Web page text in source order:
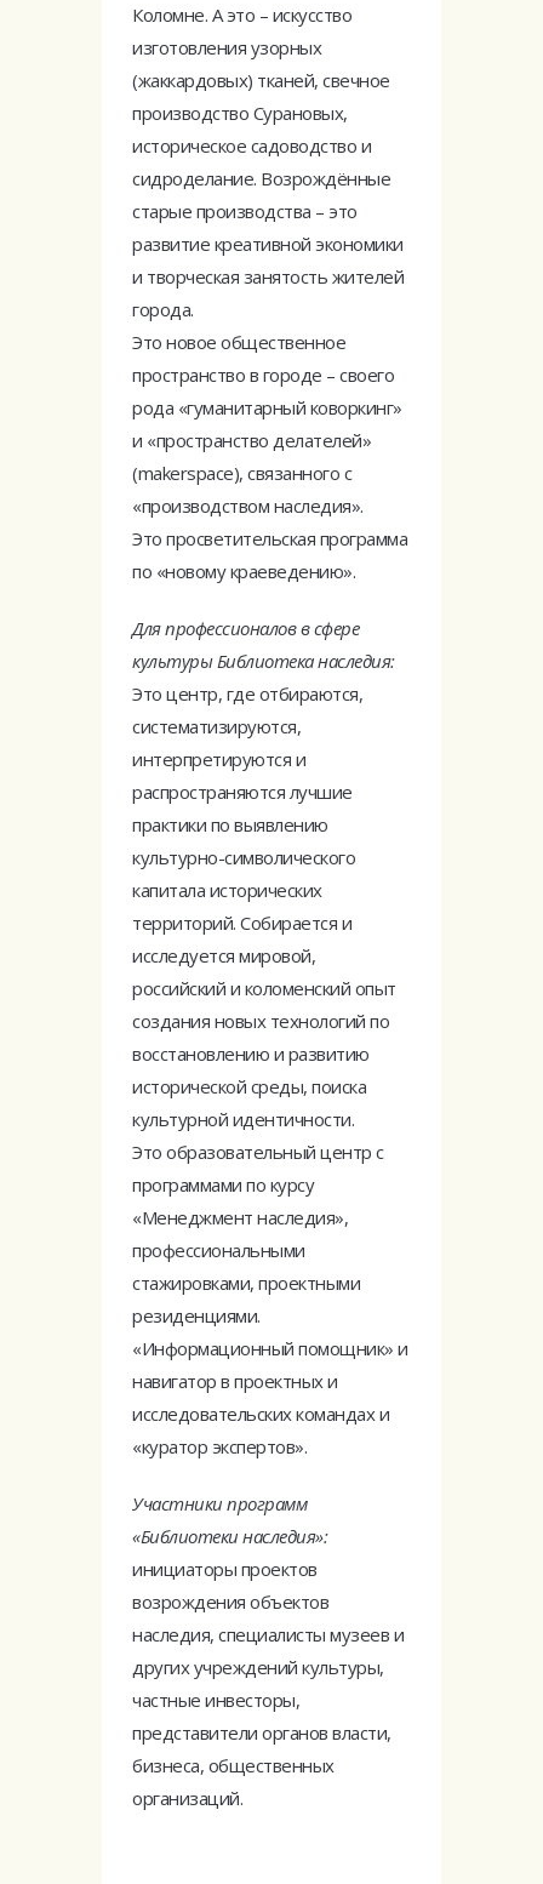
Коломне. А это – искусство
изготовления узорных
(жаккардовых) тканей, свечное
производство Сурановых,
историческое садоводство и
сидроделание. Возрождённые
старые производства – это
развитие креативной экономики
и творческая занятость жителей
города.
Это новое общественное
пространство в городе ­– своего
рода «гуманитарный коворкинг»
и «пространство делателей»
(makerspace), связанного с
«производством наследия».
Это просветительская программа
по «новому краеведению».
Для профессионалов в сфере
культуры Библиотека наследия:
Это центр, где отбираются,
систематизируются,
интерпретируются и
распространяются лучшие
практики по выявлению
культурно-символического
капитала исторических
территорий. Собирается и
исследуется мировой,
российский и коломенский опыт
создания новых технологий по
восстановлению и развитию
исторической среды, поиска
культурной идентичности.
Это образовательный центр с
программами по курсу
«Менеджмент наследия»,
профессиональными
стажировками, проектными
резиденциями.
«Информационный помощник» и
навигатор в проектных и
исследовательских командах и
«куратор экспертов».
Участники программ
«Библиотеки наследия»:
инициаторы проектов
возрождения объектов
наследия, специалисты музеев и
других учреждений культуры,
частные инвесторы,
представители органов власти,
бизнеса, общественных
организаций.